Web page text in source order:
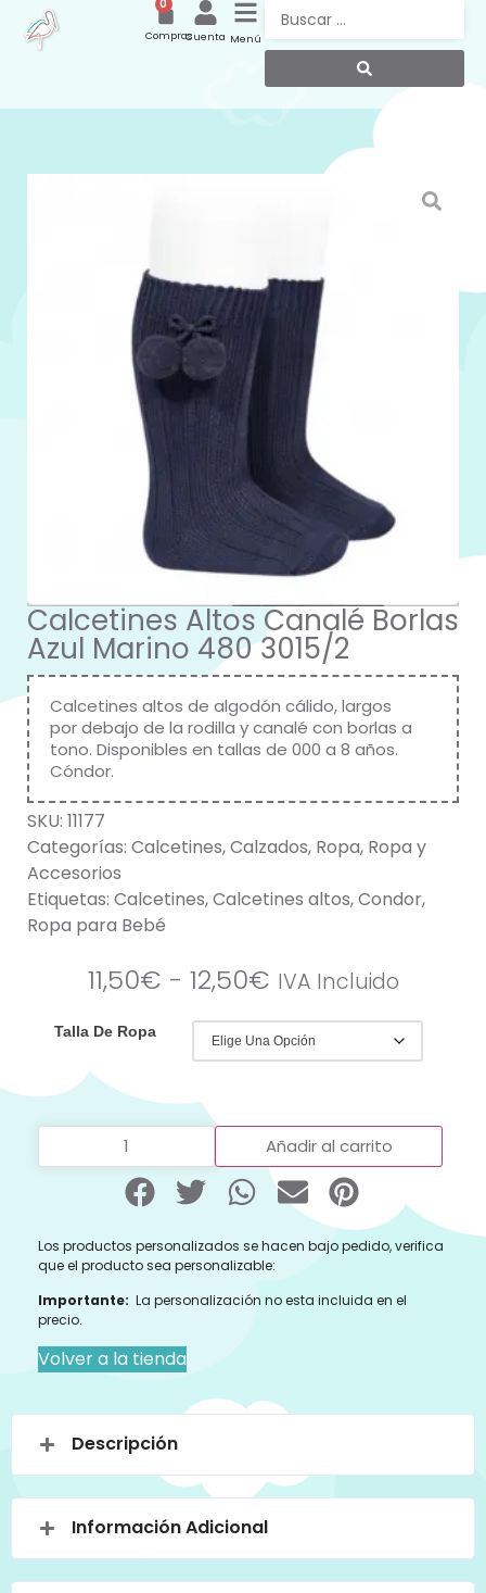
Menú
Cuenta
0
Compras
Calcetines Altos Canalé Borlas
Azul Marino 480 3015/2
Calcetines altos de algodón cálido, largos
por debajo de la rodilla y canalé con borlas a
tono. Disponibles en tallas de 000 a 8 años.
Cóndor.
SKU: 11177
Categorías: Calcetines,Calzados, Ropa, Ropa y
Accesorios
Etiquetas: Calcetines,Calcetines altos,Condor,
Ropa para Bebé
11,50€ - 12,50€ IVA Incluido
Talla De Ropa
Añadir al carrito
Los productos personalizados se hacen bajo pedido, verifica
que el producto sea personalizable:
Importante: La personalización no esta incluida en el
precio.
Volver a la tienda
Descripción
Información Adicional